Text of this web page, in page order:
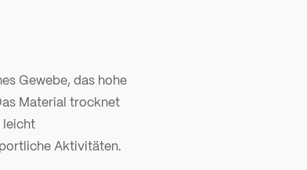
Gewebe, das hohe
Material trocknet
leicht
Aktivitäten.